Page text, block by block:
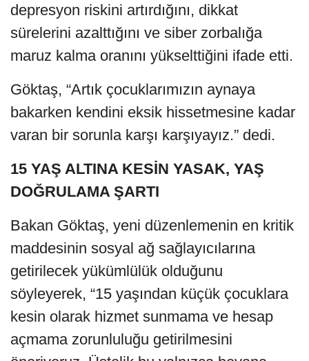
depresyon riskini artırdığını, dikkat
sürelerini azalttığını ve siber zorbalığa
maruz kalma oranını yükselttiğini ifade etti.
Göktaş, “Artık çocuklarımızın aynaya
bakarken kendini eksik hissetmesine kadar
varan bir sorunla karşı karşıyayız.” dedi.
15 YAŞ ALTINA KESİN YASAK, YAŞ
DOĞRULAMA ŞARTI
Bakan Göktaş, yeni düzenlemenin en kritik
maddesinin sosyal ağ sağlayıcılarına
getirilecek yükümlülük olduğunu
söyleyerek, “15 yaşından küçük çocuklara
kesin olarak hizmet sunmama ve hesap
açmama zorunluluğu getirilmesini